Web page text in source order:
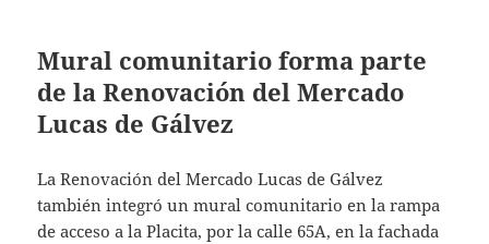
Mural comunitario forma parte
de la Renovación del Mercado
Lucas de Gálvez
La Renovación del Mercado Lucas de Gálvez
también integró un mural comunitario en la rampa
de acceso a la Placita, por la calle 65A, en la fachada